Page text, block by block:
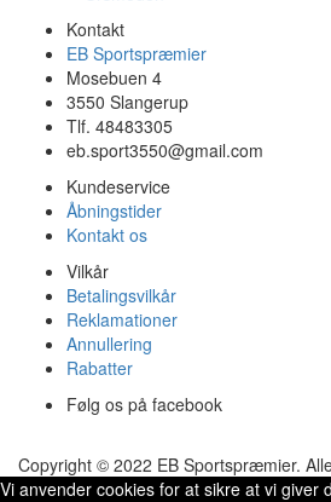
Kontakt
EB Sportspræmier
Mosebuen 4
3550 Slangerup
Tlf. 48483305
eb.sport3550@gmail.com
Kundeservice
Åbningstider
Kontakt os
Vilkår
Betalingsvilkår
Reklamationer
Annullering
Rabatter
Følg os på facebook
Copyright © 2022 EB Sportspræmier.
Vi anvender cookies for at sikre at vi giver